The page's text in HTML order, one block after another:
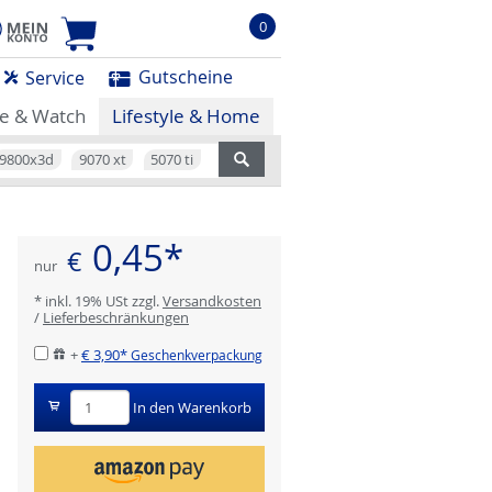
0
Service Gutscheine
& Watch Lifestyle & Home
9800x3d 9070 xt 5070 ti
nur € 0,45*
* inkl. 19% USt zzgl.Versandkosten
/ Lieferbeschränkungen
+€ 3,90* Geschenkverpackung
In den Warenkorb